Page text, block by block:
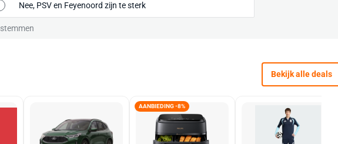
Nee, PSV en Feyenoord zijn te sterk
stemmen
Bekijk alle deals
AANBIEDING -8%